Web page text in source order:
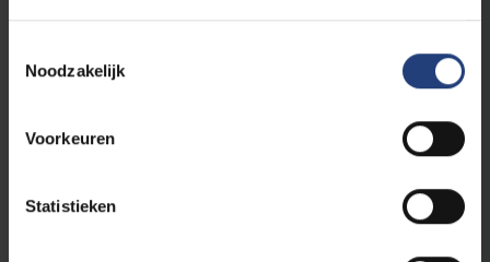
Noodzakelijk
Voorkeuren
Statistieken
Theorie en praktijk van eindige elementen methoden
5
Kanstheoretische en Statistische studiedelen